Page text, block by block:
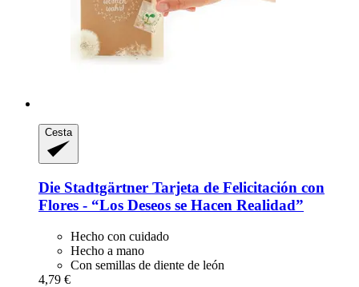
Cesta
Die Stadtgärtner Tarjeta de Felicitación con
Flores -​ “Los Deseos se Hacen Realidad”
Hecho con cuidado
Hecho a mano
Con semillas de diente de león
4,79 €